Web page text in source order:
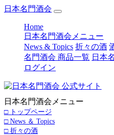
日本名門酒会
Home(current)
日本名門酒会メニュー
News & Topics 折々の酒
名門酒会 商品一覧 日本
ログイン
日本名門酒会メニュー
□ トップページ
□ News ＆ Topics
□ 折々の酒